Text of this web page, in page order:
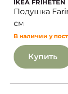
IKEA
Подушка
см
В наличии у
Купить